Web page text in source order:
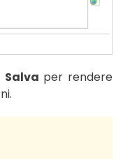
Salva per rendere